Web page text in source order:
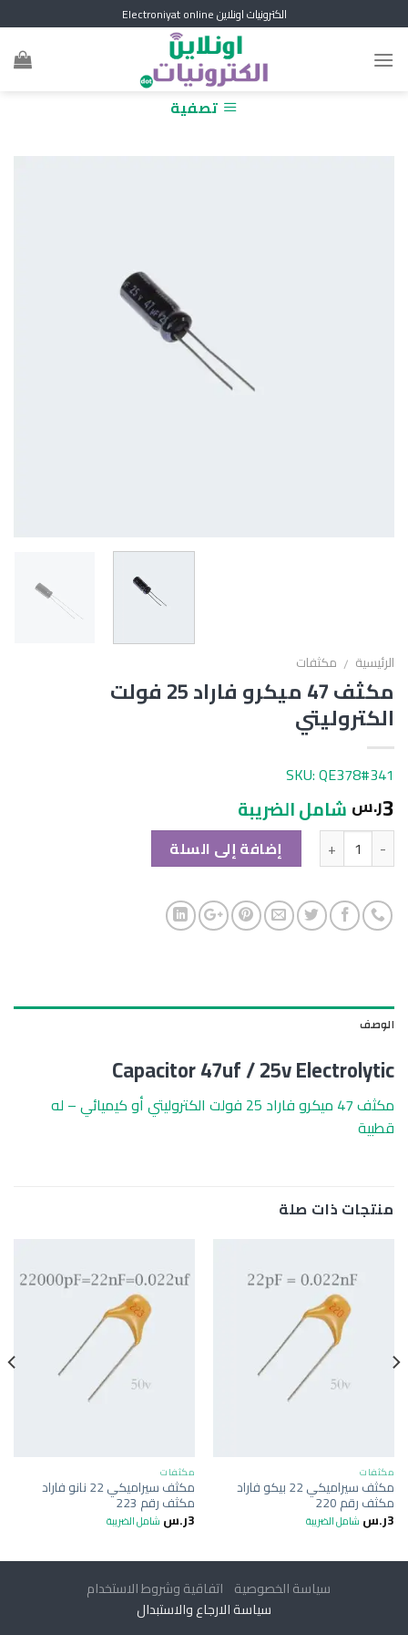
to
content
الكترونيات اونلاين Electroniyat online
تصفية
الرئيسية / مكثفات
مكثف 47 ميكرو فاراد 25 فولت
الكتروليتي
SKU: QE378#341
3ر.س شامل الضريبة
الكمية إضافة إلى السلة
الوصف
Capacitor 47uf / 25v Electrolytic
مكثف 47 ميكرو فاراد 25 فولت الكتروليتي أو كيميائي – له
قطبية
منتجات ذات صلة
مكثفات
مكثف سيراميكي 22 بيكو فاراد
مكثف رقم 220
3ر.س شامل الضريبة
مكثفات
مكثف سيراميكي 22 نانو فاراد
مكثف رقم 223
3ر.س شامل الضريبة
سياسة الخصوصية اتفاقية وشروط الاستخدام
سياسة الارجاع والاستبدال